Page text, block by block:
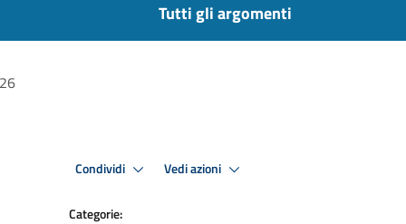
Tutti gli argomenti
Condividi Vedi azioni
Categorie: